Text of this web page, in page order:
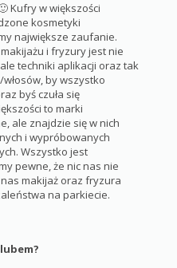
Kufry w większości
kosmetyki
największe zaufanie.
i fryzury jest nie
techniki aplikacji oraz tak
by wszystko
byś czuła się
to marki
ale znajdzie się w nich
i wypróbowanych
Wszystko jest
pewne, że nic nas nie
makijaż oraz fryzura
na parkiecie.